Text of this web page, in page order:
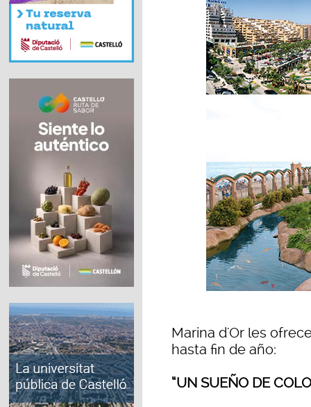
Marina d'Or les
hasta fin de año:
“UN SUEÑO DE